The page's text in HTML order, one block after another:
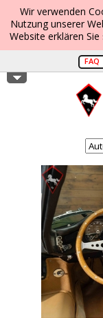
Wir verwenden
Nutzung unserer
Website erklären
FAQ